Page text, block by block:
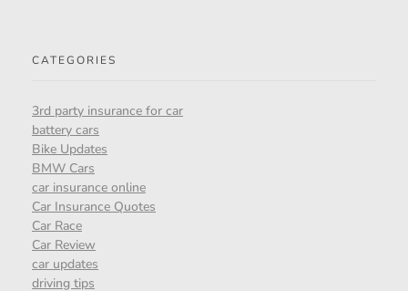
CATEGORIES
3rd party insurance for car
battery cars
Bike Updates
BMW Cars
car insurance online
Car Insurance Quotes
Car Race
Car Review
car updates
driving tips